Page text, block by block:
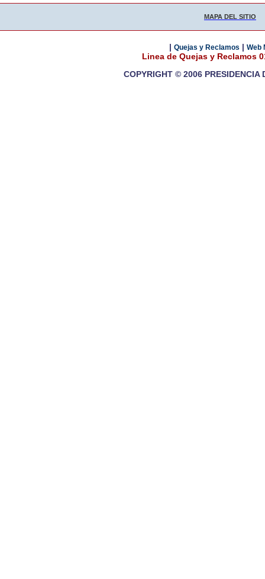
MAPA DEL SITIO
| Quejas y Reclamos | Web
Linea de Quejas y Reclamos
COPYRIGHT © 2006 PRESIDENCIA